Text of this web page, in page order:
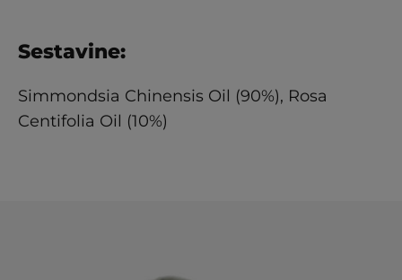
Sestavine:
Simmondsia Chinensis Oil (90%), Rosa
Centifolia Oil (10%)